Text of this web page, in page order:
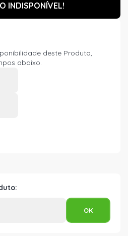
INDISPONÍVEL!
deste Produto,
abaixo.